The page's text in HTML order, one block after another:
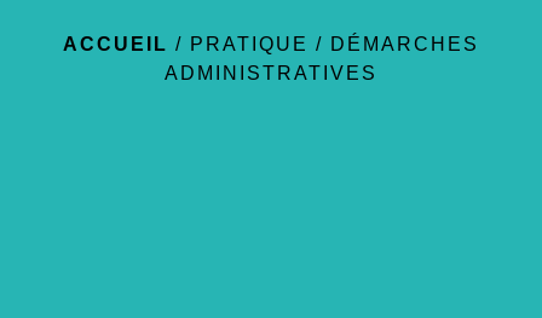
ACCUEIL / PRATIQUE / DÉMARCHES
ADMINISTRATIVES